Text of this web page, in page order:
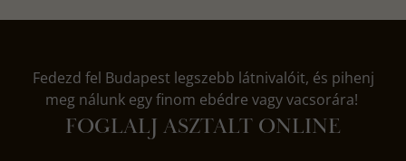
FOGLALJ ASZTALT ONLINE
Fedezd fel Budapest legszebb látnivalóit, és pihenj
meg nálunk egy finom ebédre vagy vacsorára!